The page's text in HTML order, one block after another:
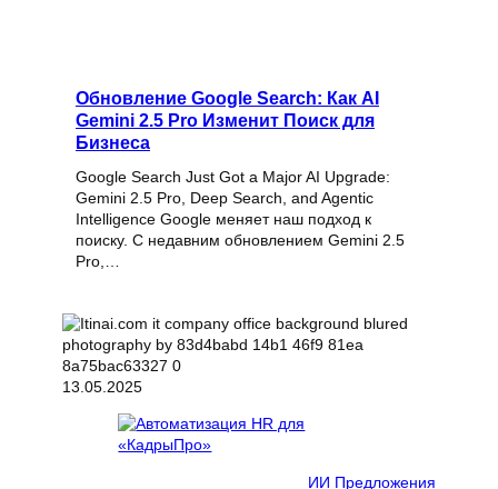
Обновление Google Search: Как AI
Gemini 2.5 Pro Изменит Поиск для
Бизнеса
Google Search Just Got a Major AI Upgrade:
Gemini 2.5 Pro, Deep Search, and Agentic
Intelligence Google меняет наш подход к
поиску. С недавним обновлением Gemini 2.5
Pro,…
13.05.2025
ИИ Предложения